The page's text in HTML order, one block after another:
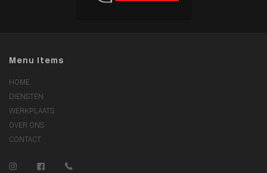
Menu Items
HOME
DIENSTEN
WERKPLAATS
OVER ONS
CONTACT